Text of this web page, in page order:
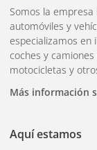
Somos la
automóviles y
especializamos en
coches y
motocicletas y
Más información
Aquí estamos